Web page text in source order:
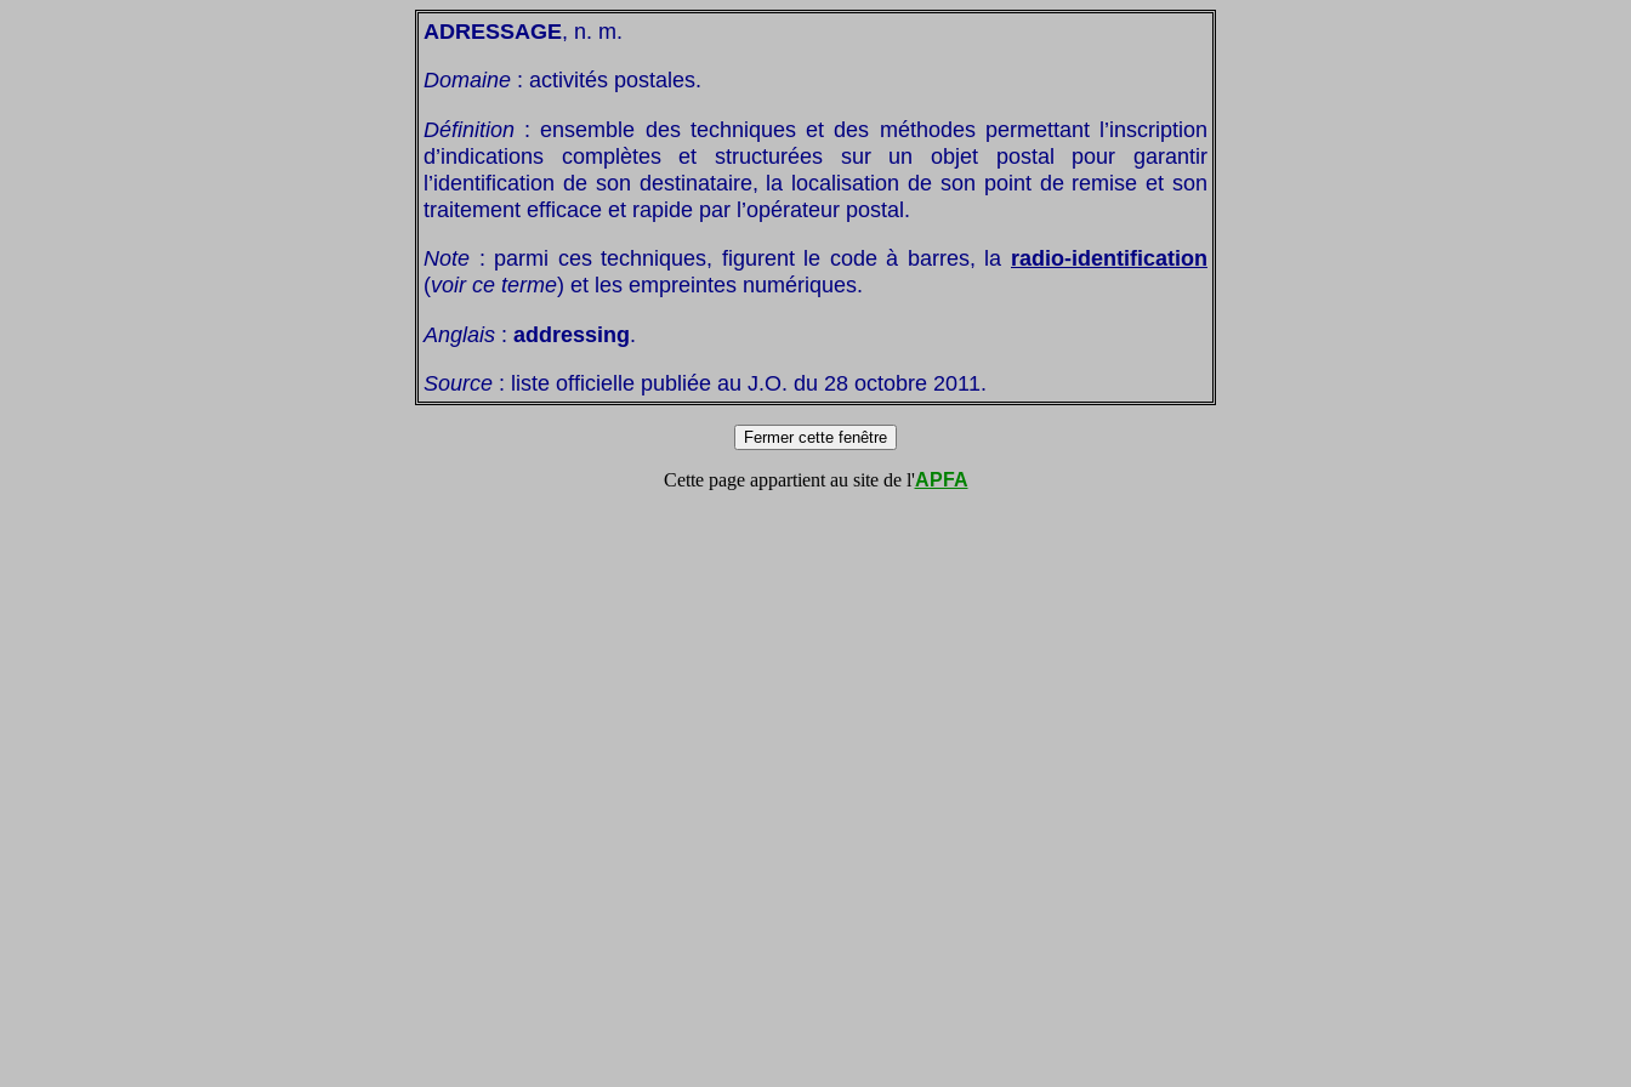
ADRESSAGE, n. m.
Domaine : activités postales.
Définition : ensemble des techniques et des méthodes permettant l’inscription
d’indications complètes et structurées sur un objet postal pour garantir
l’identification de son destinataire, la localisation de son point de remise et son
traitement efficace et rapide par l’opérateur postal.
Note : parmi ces techniques, figurent le code à barres, la radio-identification
(voir ce terme) et les empreintes numériques.
Anglais : addressing.
Source : liste officielle publiée au J.O. du 28 octobre 2011.
Cette page appartient au site de l'APFA